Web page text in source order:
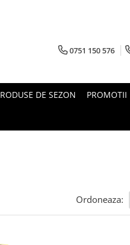
0751 150 576
DE SEZON PROMOTII
Ordoneaza: